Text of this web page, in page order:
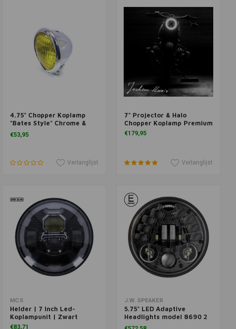
Toevoegen aan winkelwagen
4.75" Chopper Koplamp
"Bates Style" Chrome &
Yellow
€53,95
Verlanglijst
Toevoegen aan winkelwagen
7" Projector & Halo
Chopper Koplamp Premium
€179,95
Verlanglijst
MCS
Helder | 7 Inch Led-
Koplampunit | Zwart
€83,71
Toevoegen aan winkelwagen
J.W. SPEAKER
5.75" LED Adaptive
Headlights model 8690 2
zwart